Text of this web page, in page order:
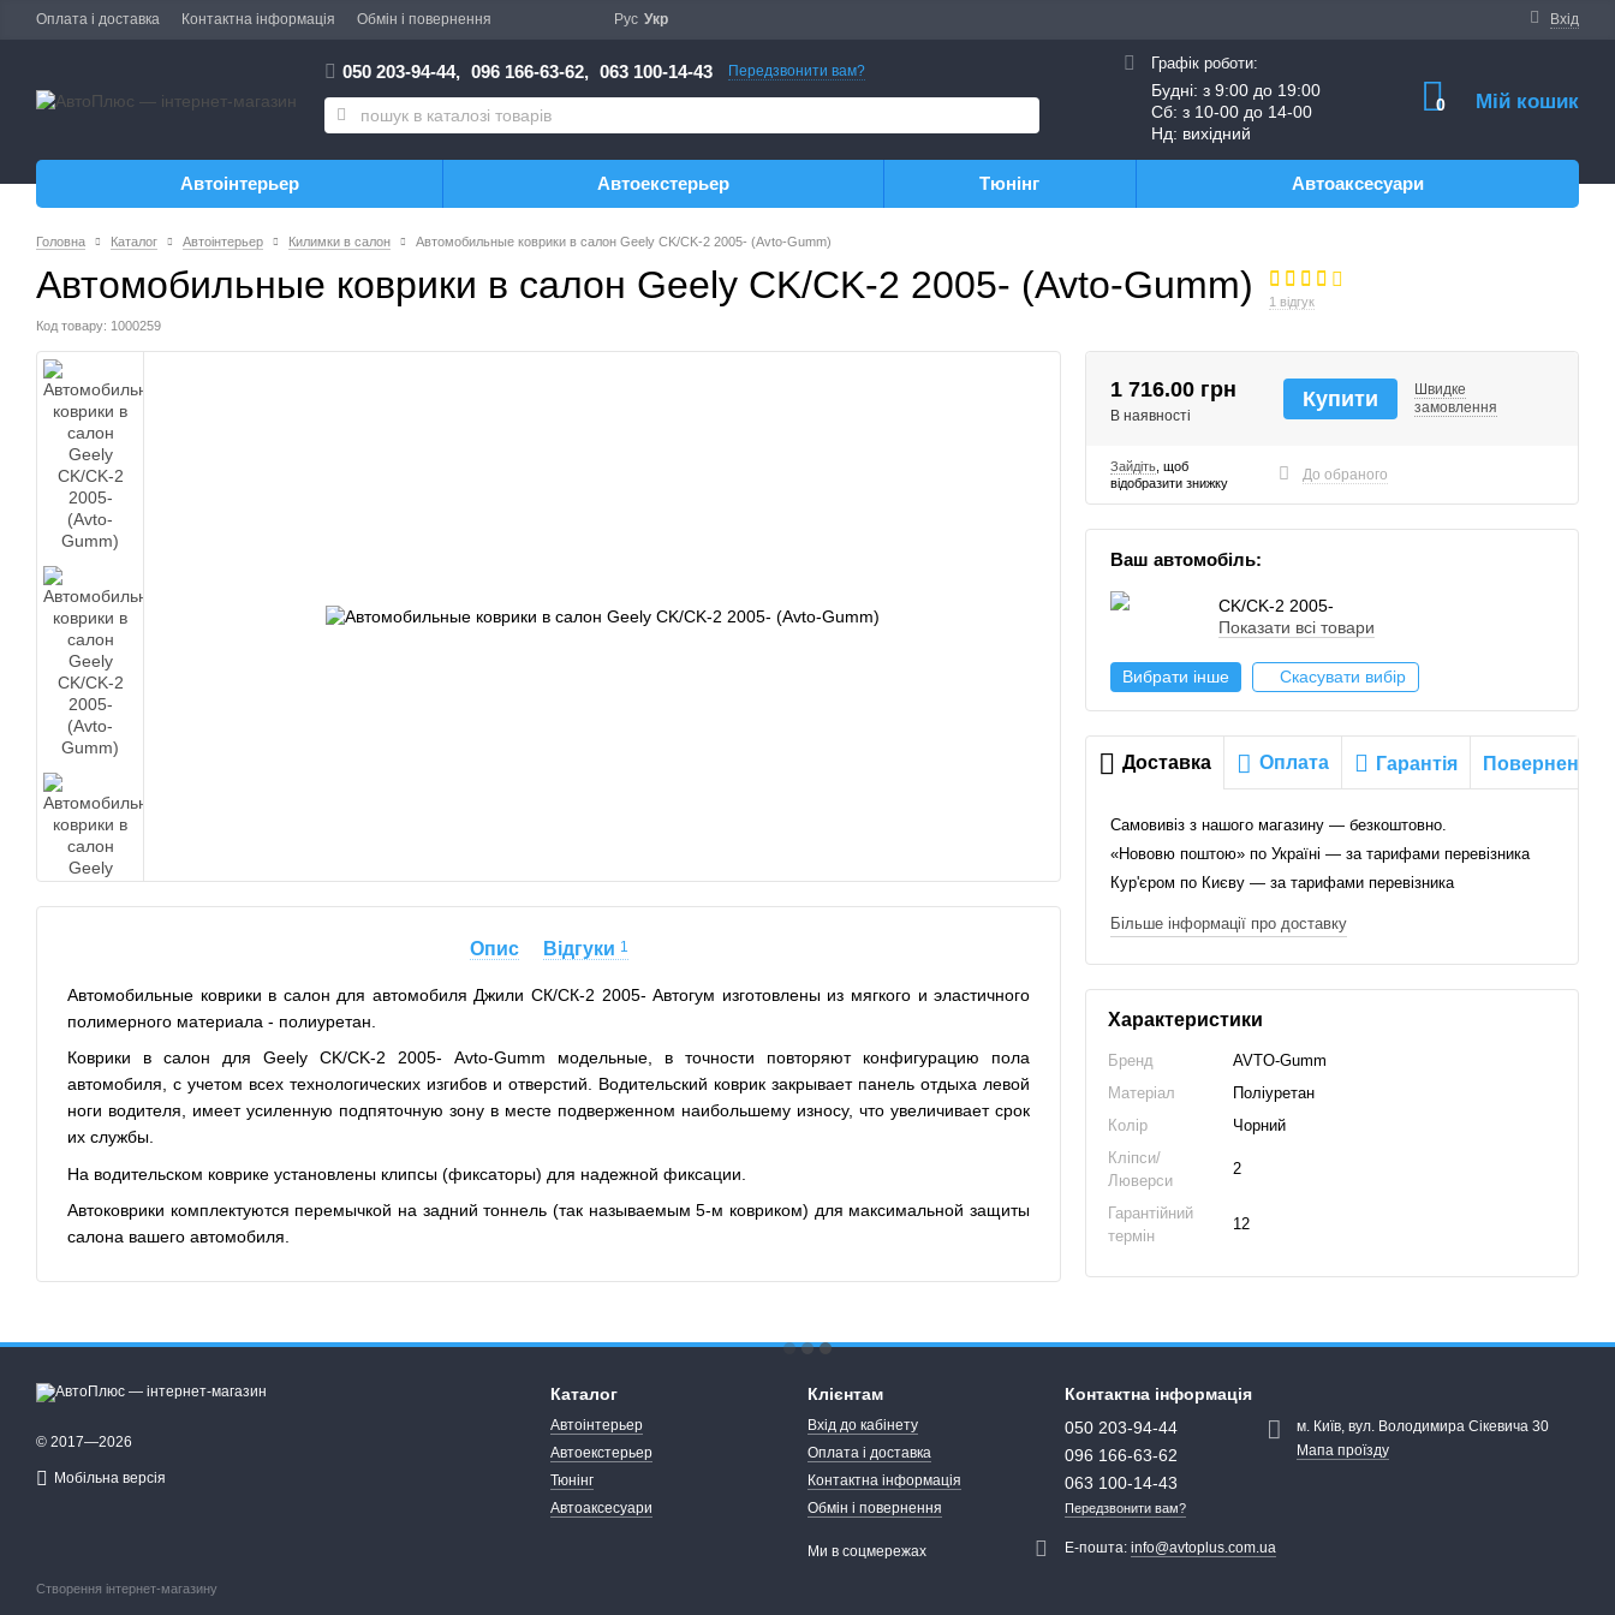
Оплата і доставка Контактна інформація Обмін і повернення Вхід
Рус Укр
050 203-94-44, 096 166-63-62, 063 100-14-43 Передзвонити вам? Графік роботи:
Будні: з 9:00 до 19:00
Сб: з 10-00 до 14-00
Нд: вихідний
0 Мій кошик
Автоінтерьер Автоекстерьер Тюнінг Автоаксесуари
Головна Каталог Автоінтерьер Килимки в салон Автомобильные коврики в салон Geely CK/CK-2 2005- (Avto-Gumm)
Автомобильные коврики в салон Geely CK/CK-2 2005- (Avto-Gumm)
1 відгук
Код товару: 1000259
Опис Відгуки 1
Автомобильные коврики в салон для автомобиля Джили СК/СК-2 2005- Автогум изготовлены из мягкого и эластичного
полимерного материала - полиуретан.
Коврики в салон для Geely CK/CK-2 2005- Avto-Gumm модельные, в точности повторяют конфигурацию пола
автомобиля, с учетом всех технологических изгибов и отверстий. Водительский коврик закрывает панель отдыха левой
ноги водителя, имеет усиленную подпяточную зону в месте подверженном наибольшему износу, что увеличивает срок
их службы.
На водительском коврике установлены клипсы (фиксаторы) для надежной фиксации.
Автоковрики комплектуются перемычкой на задний тоннель (так называемым 5-м ковриком) для максимальной защиты
салона вашего автомобиля.
1 716.00 грн
В наявності
Купити
Швидке
замовлення
Зайдіть , щоб
відобразити знижку
До обраного
Ваш автомобіль:
CK/CK-2 2005-
Показати всі товари
Вибрати інше Скасувати вибір
Доставка Оплата Гарантія Повернення
Самовивіз з нашого магазину — безкоштовно.
«Нововю поштою» по Україні — за тарифами перевізника
Кур'єром по Києву — за тарифами перевізника
Більше інформації про доставку
Характеристики
Бренд
AVTO-Gumm
Матеріал
Поліуретан
Колір
Чорний
Кліпси/
Люверси
2
Гарантійний
термін
12
© 2017—2026
Мобільна версія
Каталог
Автоінтерьер
Автоекстерьер
Тюнінг
Автоаксесуари
Клієнтам
Вхід до кабінету
Оплата і доставка
Контактна інформація
Обмін і повернення
Ми в соцмережах
Контактна інформація
050 203-94-44
096 166-63-62
063 100-14-43
Передзвонити вам?
м. Київ, вул. Володимира Сікевича 30
Мапа проїзду
Е-пошта:info@avtoplus.com.ua
Створення інтернет-магазину